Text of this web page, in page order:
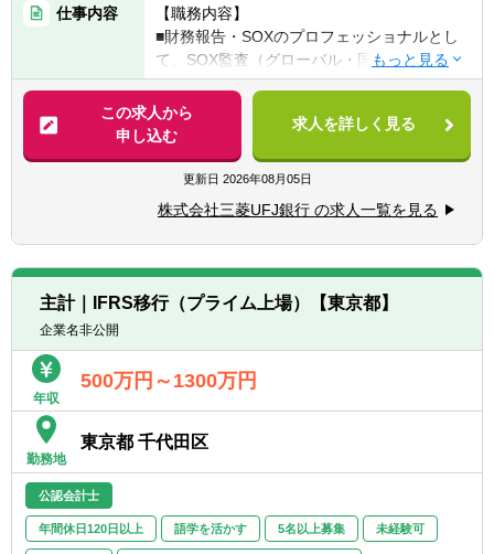
■公認会計士（CPA）資格を保有または同等
の知見を有する方
■（グローバル職務を希望の場合）ビジネス
レベルの英語力がある方
仕事内容
【職務内容】
■財務報告・SOXのプロフェッショナルとし
て、SOX監査（グローバル・国内）を実施
■リスクアセスメント及び監査計画の立案
■経営陣や本部各部に対し、経営戦略や業務
改善に向けた助言を提供
【具体的には】
＜グローバル＞
■海外拠点の財務報告・SOXに係るリスクア
セスメント及び監査業務
■欧州・米州・アジア等、世界各国の海外拠
点監査人に指示・結果の取り纏めを実施
※業務にあたっては、各海外拠点監査人と密
＜国内＞
■三菱UFJ銀行、MUFGグループ各社の財務報
告・SOXに係るリスクアセスメント及び監査
業務
■銀行のみではなく、信託銀行・証券等、
で監査を実施
この求人から
申し込む
求人を詳しく見る
更新日 2026年08月05日
株式会社三菱UFJ銀行 の求人一覧を見る
主計｜IFRS移行（プライム上場）【東京都】
企業名非公開
年収
500万円～1300万円
勤務地
東京都 千代田区
公認会計士
年間休日120日以上 語学を活かす 5名以上募集 未経験可